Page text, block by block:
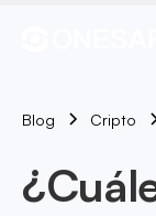
Blog Cripto